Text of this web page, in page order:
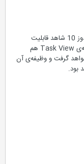
همان‌گونه که در بررسی‌های گذشته گفتیم در ویندوز 10 شاهد قابلیت
استفاده از چندین دسکتاپ هستیم، همچنین دکمه‌ی Task View هم
گرفت و وظیفه‌ی آن